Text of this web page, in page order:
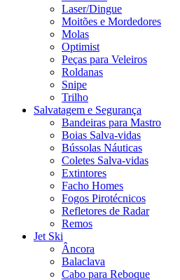
Laser/Dingue
Moitões e Mordedores
Molas
Optimist
Peças para Veleiros
Roldanas
Snipe
Trilho
Salvatagem e Segurança
Bandeiras para Mastro
Boias Salva-vidas
Bússolas Náuticas
Coletes Salva-vidas
Extintores
Facho Homes
Fogos Pirotécnicos
Refletores de Radar
Remos
Jet Ski
Âncora
Balaclava
Cabo para Reboque